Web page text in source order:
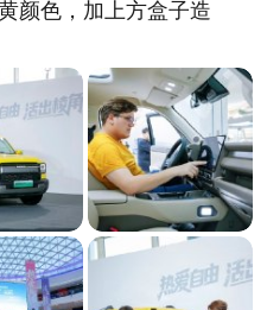
颜色，加上方盒子造